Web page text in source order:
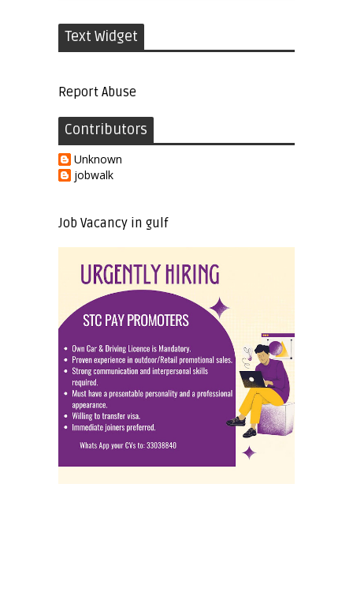
Text Widget
Report Abuse
Contributors
Unknown
jobwalk
Job Vacancy in gulf